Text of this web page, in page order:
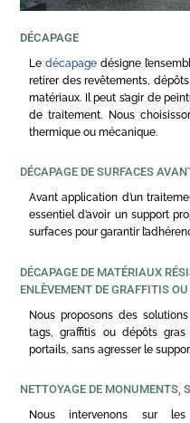
DÉCAPAGE
Ledécapage désigne
retirer des revêtements,
matériaux. Il peut s’agir de
de traitement. Nous
thermique ou mécanique.
DÉCAPAGE DE SURFACES
Avant application d’un
essentiel d’avoir un support
surfaces pour garantir
DÉCAPAGE DE MATÉRIAUX
ENLÈVEMENT DE GRAFFITIS
Nous proposons des
tags, graffitis ou dépôts
portails, sans agresser le
NETTOYAGE DE MONUMENTS,
Nous intervenons sur